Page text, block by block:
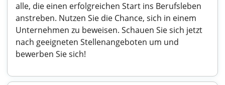
alle, die einen erfolgreichen Start ins Berufsleben
anstreben. Nutzen Sie die Chance, sich in einem
Unternehmen zu beweisen. Schauen Sie sich jetzt
nach geeigneten Stellenangeboten um und
bewerben Sie sich!